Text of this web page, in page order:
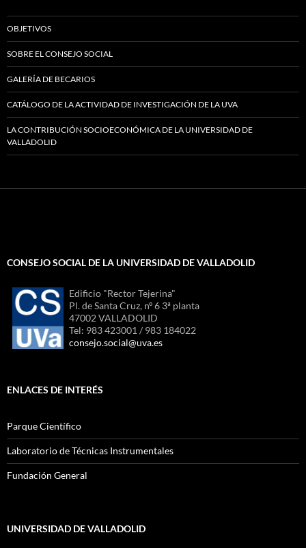
OBJETIVOS
SOBRE EL CONSEJO SOCIAL
GALERÍA DE BECARIOS
CATÁLOGO DE LA ACTIVIDAD DE INVESTIGACIÓN DE LA UVA
LA CONTRIBUCIÓN SOCIOECONÓMICA DE LA UNIVERSIDAD DE
VALLADOLID
CONSEJO SOCIAL DE LA UNIVERSIDAD DE VALLADOLID
Edificio "Rector Tejerina"
Pl. de Santa Cruz, nº 6 3ª planta
47002 VALLADOLID
Tel: 983 423001 / 983 184022
consejo.social@uva.es
ENLACES DE INTERÉS
Parque Científico
Laboratorio de Técnicas Instrumentales
Fundación General
UNIVERSIDAD DE VALLADOLID